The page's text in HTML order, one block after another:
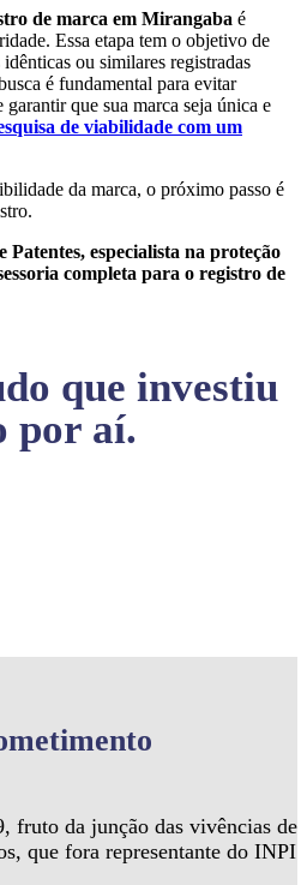
de marca em Mirangaba é
Essa etapa tem o objetivo de
ou similares registradas
é fundamental para evitar
que sua marca seja única e
de viabilidade com um
da marca, o próximo passo é
especialista na proteção
completa para o registro de
que investiu
por aí.
fruto da junção das vivências de
que fora representante do INPI